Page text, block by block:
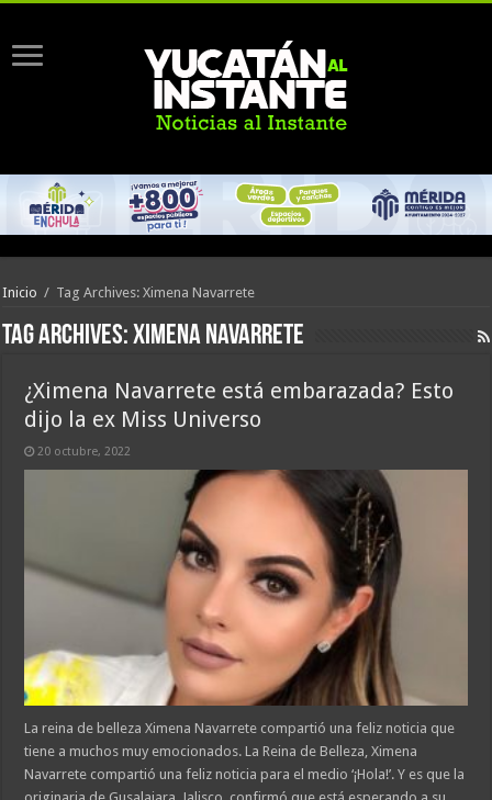
Inicio / Tag Archives: Ximena Navarrete
Tag Archives:Ximena Navarrete
¿Ximena Navarrete está embarazada? Esto
dijo la ex Miss Universo
20 octubre, 2022
La reina de belleza Ximena Navarrete compartió una feliz noticia que
tiene a muchos muy emocionados. La Reina de Belleza, Ximena
Navarrete compartió una feliz noticia para el medio ‘¡Hola!’. Y es que la